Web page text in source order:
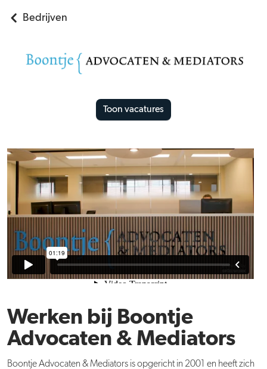
Bedrijven
Toon vacatures
Werken bij Boontje
Advocaten & Mediators
Boontje Advocaten & Mediators is opgericht in 2001 en heeft zich